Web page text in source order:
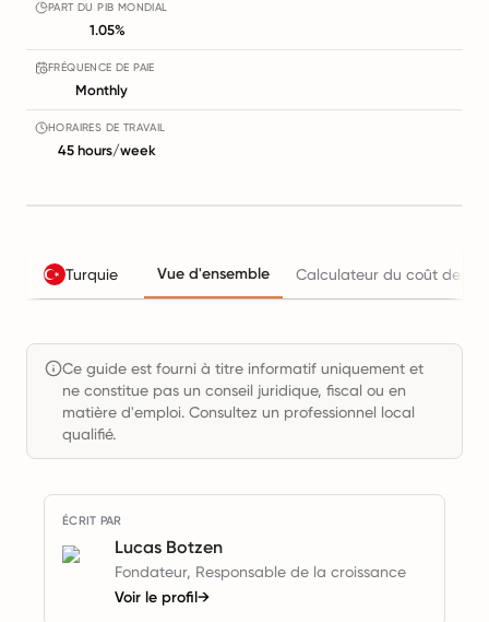
PART DU PIB MONDIAL
1.05%
FRÉQUENCE DE PAIE
Monthly
HORAIRES DE TRAVAIL
45 hours/week
Turquie Vue d'ensemble Calculateur du coût de
Ce guide est fourni à titre informatif uniquement et
ne constitue pas un conseil juridique, fiscal ou en
matière d'emploi. Consultez un professionnel local
qualifié.
ÉCRIT PAR
Lucas Botzen
Fondateur, Responsable de la croissance
Voir le profil→